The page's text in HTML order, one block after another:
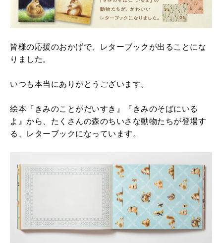
皆様の応援のおかげで、レターブックが出ることにな
りました。
いつも本当にありがとうございます。
絵本『きみのことがだいすき』『きみのそばにいる
よ』から、たくさんの森のちいさな動物たちが登場す
る、レターブックになっています。